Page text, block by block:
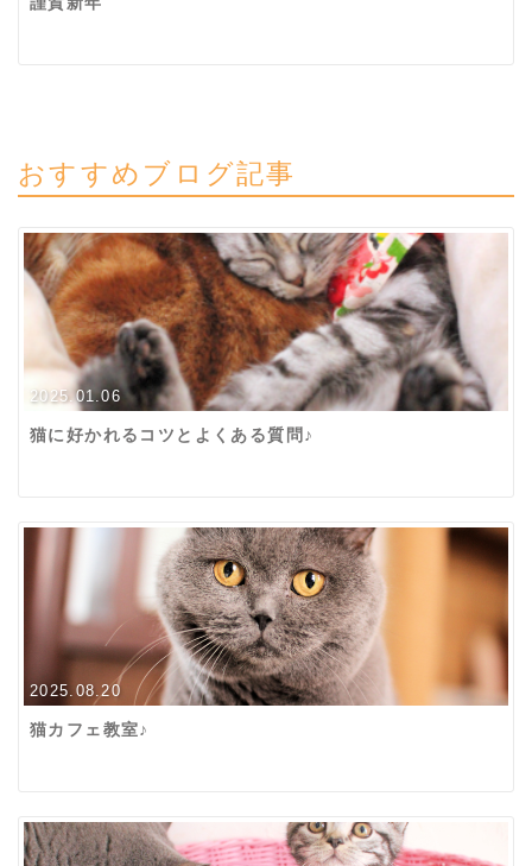
おすすめブログ記事
2025.01.06
猫に好かれるコツとよくある質問♪
2025.08.20
猫カフェ教室♪